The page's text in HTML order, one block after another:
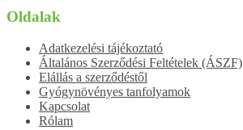
Oldalak
Adatkezelési tájékoztató
Általános Szerződési Feltételek (ÁSZF)
Elállás a szerződéstől
Gyógynövényes tanfolyamok
Kapcsolat
Rólam